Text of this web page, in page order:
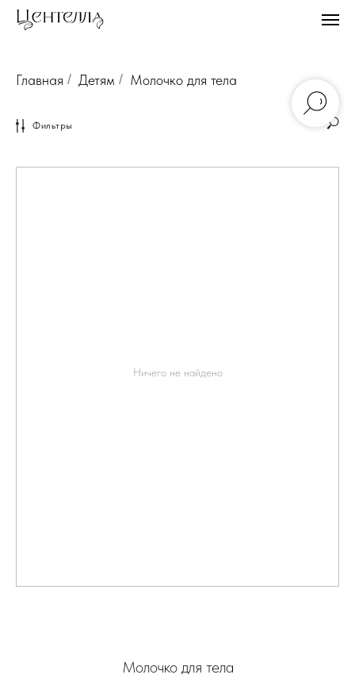
Главная / Детям / Молочко для тела
Фильтры
Ничего не найдено
Молочко для тела